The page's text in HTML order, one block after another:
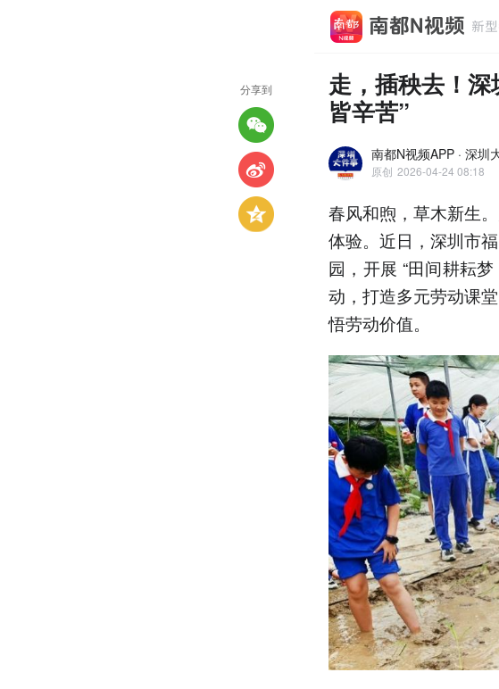
走，插秧去！
皆辛苦”
南都N视频APP · 深圳
原创 2026-04-24 08:18
春风和煦，草木新生
体验。近日，深圳市
园，开展 “田间耕耘
动，打造多元劳动课
悟劳动价值。
分享到